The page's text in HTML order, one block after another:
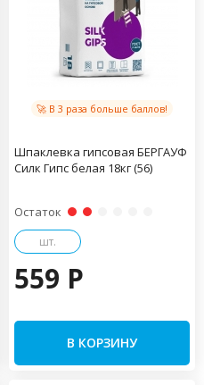
🚀 В 3 раза больше баллов!
Шпаклевка гипсовая БЕРГАУФ
Силк Гипс белая 18кг (56)
Остаток
шт.
559 P
В КОРЗИНУ